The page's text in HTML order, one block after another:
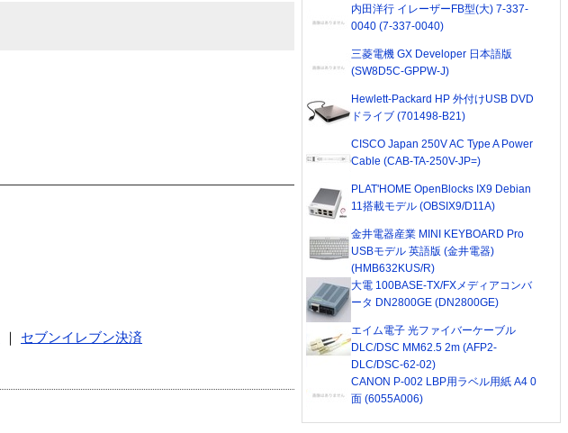
セブンイレブン決済
内田洋行 イレーザーFB型(大) 7-337-
0040 (7-337-0040)
三菱電機 GX Developer 日本語版
(SW8D5C-GPPW-J)
Hewlett-Packard HP 外付けUSB DVD
ドライブ (701498-B21)
CISCO Japan 250V AC Type A Power
Cable (CAB-TA-250V-JP=)
PLAT'HOME OpenBlocks IX9 Debian
11搭載モデル (OBSIX9/D11A)
金井電器産業 MINI KEYBOARD Pro
USBモデル 英語版 (金井電器)
(HMB632KUS/R)
大電 100BASE-TX/FXメディアコンバ
ータ DN2800GE (DN2800GE)
エイム電子 光ファイバーケーブル
DLC/DSC MM62.5 2m (AFP2-
DLC/DSC-62-02)
CANON P-002 LBP用ラベル用紙 A4 0
面 (6055A006)